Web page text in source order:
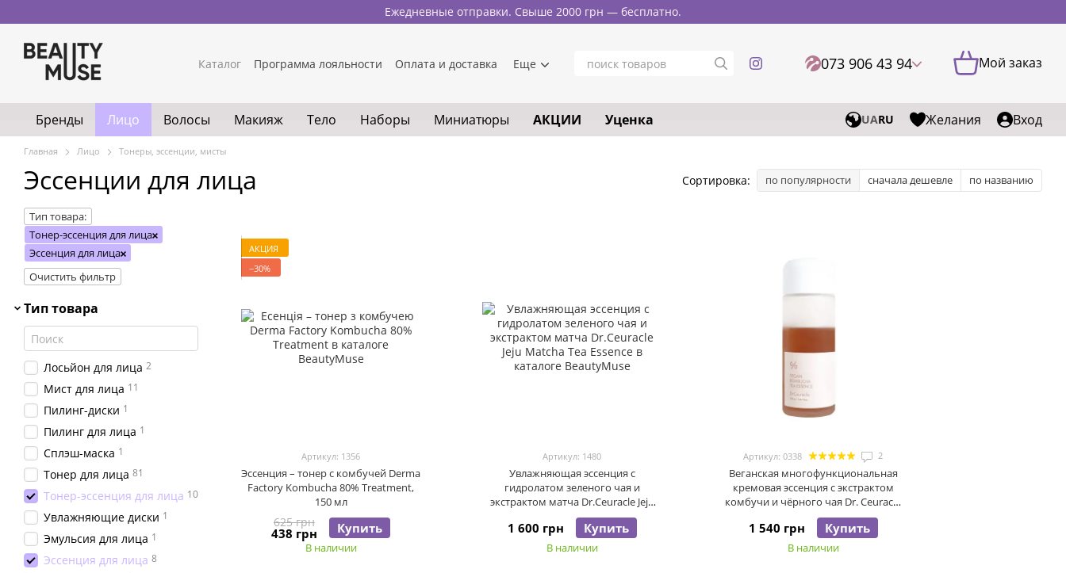
Ежедневные отправки. Свыше 2000 грн — бесплатно.
Каталог Программа лояльности Оплата и доставка Еще 073 906 43 94 Мой заказ
Бренды Лицо Волосы Макияж Тело Наборы Миниатюры АКЦИИ Уценка UARU Желания Вход
Главная Лицо Тонеры, эссенции, мисты
Эссенции для лица Сортировка: по популярности сначала дешевле по названию
АКЦИЯ
−30%
Артикул: 1356
Эссенция – тонер с комбучей Derma
Factory Kombucha 80% Treatment,
150 мл
625 грн
438 грн Купить
В наличии
Артикул: 1480
Увлажняющая эссенция с
гидролатом зеленого чая и
экстрактом матча Dr.Ceuracle Jeju
Matcha Tea Essence, 150 мл
1 600 грн Купить
В наличии
Артикул: 0338 2
Веганская многофункциональная
кремовая эссенция с экстрактом
комбучи и чёрного чая Dr. Ceuracle
Vegan Kombucha Tea Essence, 150 мл
1 540 грн Купить
В наличии
Тип товара:
Тонер-эссенция для лица
Эссенция для лица
Очистить фильтр
Тип товара
Лосьйон для лица 2
Мист для лица 11
Пилинг-диски 1
Пилинг для лица 1
Сплэш-маска 1
Тонер для лица 81
Тонер-эссенция для лица 10
Увлажняющие диски 1
Эмульсия для лица 1
Эссенция для лица 8